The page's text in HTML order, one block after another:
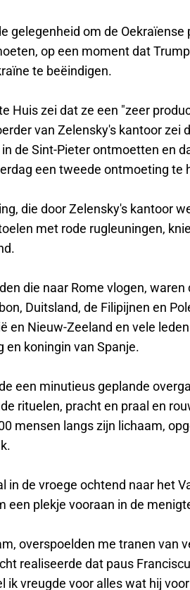
gelegenheid om de Oekraïense
op een moment dat
te beëindigen.
Huis zei dat ze een "zeer
van Zelensky's kantoor zei
de Sint-Pieter ontmoetten en
een tweede ontmoeting te
die door Zelensky's kantoor
met rode rugleuningen,
die naar Rome vlogen, waren
Duitsland, de Filipijnen en
en Nieuw-Zeeland en vele
en koningin van Spanje.
een minutieus geplande
rituelen, pracht en praal en
mensen langs zijn lichaam,
in de vroege ochtend naar het
een ​​plekje vooraan in de
overspoelden me tranen van
realiseerde dat paus
ik vreugde voor alles wat hij